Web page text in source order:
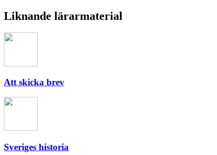
Liknande lärarmaterial
Att skicka brev
Sveriges historia